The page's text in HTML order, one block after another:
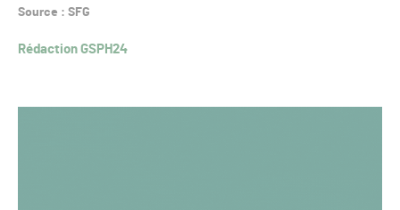
Source : SFG
Rédaction GSPH24